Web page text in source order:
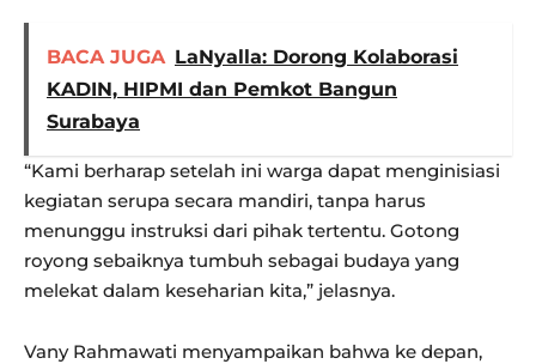
BACA JUGA LaNyalla: Dorong Kolaborasi
KADIN, HIPMI dan Pemkot Bangun
Surabaya
“Kami berharap setelah ini warga dapat menginisiasi
kegiatan serupa secara mandiri, tanpa harus
menunggu instruksi dari pihak tertentu. Gotong
royong sebaiknya tumbuh sebagai budaya yang
melekat dalam keseharian kita,” jelasnya.
Vany Rahmawati menyampaikan bahwa ke depan,